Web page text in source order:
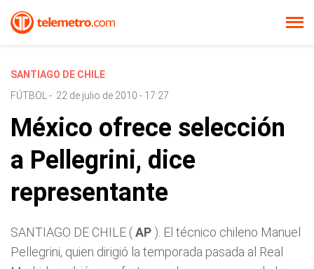
SANTIAGO DE CHILE
FÚTBOL
- 22 de julio de 2010 - 17:27
México ofrece selección
a Pellegrini, dice
representante
SANTIAGO DE CHILE (AP ). El técnico chileno Manuel
Pellegrini, quien dirigió la temporada pasada al Real